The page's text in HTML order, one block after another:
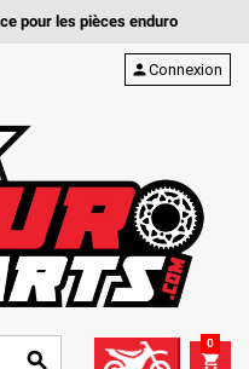
pour les pièces enduro
search
personConnexion
shopping_cart
0